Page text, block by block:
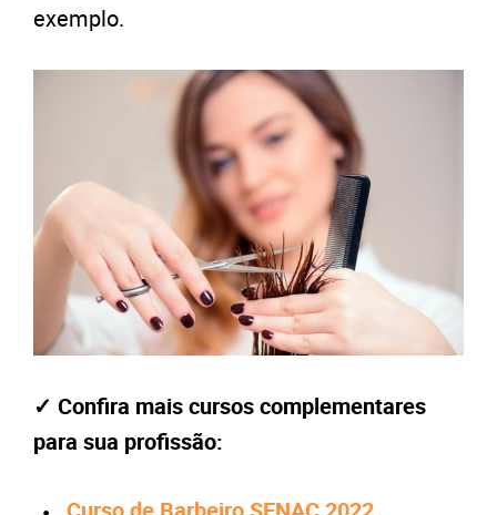
exemplo.
✓ Confira mais cursos complementares
para sua profissão: